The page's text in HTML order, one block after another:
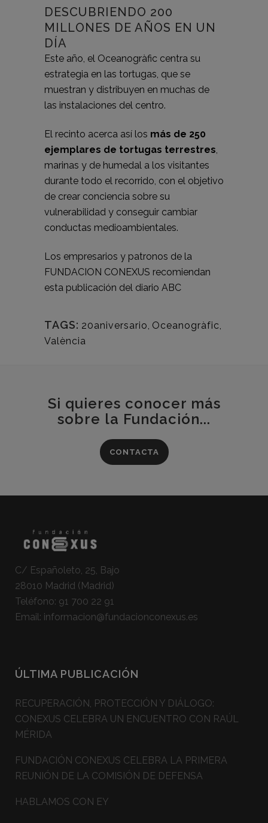
DESCUBRIENDO 200
MILLONES DE AÑOS EN UN
DÍA
Este año, el Oceanogràfic centra su
estrategia en las tortugas, que se
muestran y distribuyen en muchas de
las instalaciones del centro.
El recinto acerca así los más de 250
ejemplares de tortugas terrestres
marinas y de humedal a los visitantes
durante todo el recorrido, con el objetivo
de crear conciencia sobre su
vulnerabilidad y conseguir cambiar
conductas medioambientales.
Los empresarios y patronos de la
FUNDACION CONEXUS recomiendan
esta publicación del diario ABC
TAGS: 20aniversario Oceanogràfic
València
Si quieres conocer más
sobre la Fundación...
CONTACTA
C/ Españoleto, 25, Bajo
28010 Madrid (Madrid)
Teléfono: 91 700 22 91
Email: informacion@fundacionconexus.es
ÚLTIMA PUBLICACIÓN
RECUPERACIÓN, PROTECCIÓN Y DIÁLOGO:
CONEXUS CELEBRA UN ENCUENTRO CON RAÚL
MÉRIDA
FUNDACIÓN CONEXUS CELEBRA LA PRIMERA
REUNIÓN DE LA COMISIÓN DE DEFENSA
HABLAMOS CON EY